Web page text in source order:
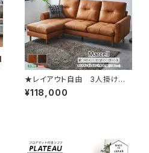
★レイアウト自由 3人掛け
レザーファブリック カウチソフ
ァ【Marcell-マーセル-】 SH-
¥118,000